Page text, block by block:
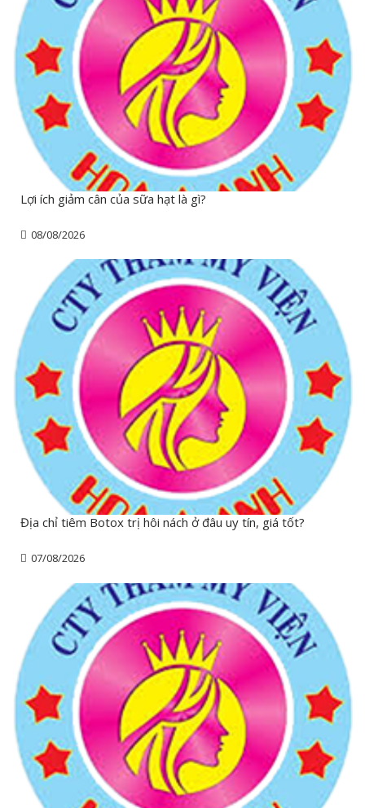
Lợi ích giảm cân của sữa hạt là gì?
08/08/2026
Địa chỉ tiêm Botox trị hôi nách ở đâu uy tín, giá tốt?
07/08/2026